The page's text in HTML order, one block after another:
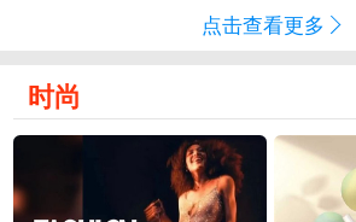
点击查看更多
时尚